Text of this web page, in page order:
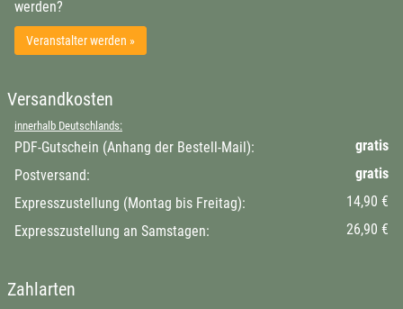
werden?
Veranstalter werden »
Versandkosten
innerhalb Deutschlands:
PDF-Gutschein (Anhang der Bestell-Mail):
gratis
Postversand:
gratis
Expresszustellung (Montag bis Freitag):
14,90 €
Expresszustellung an Samstagen:
26,90 €
Zahlarten